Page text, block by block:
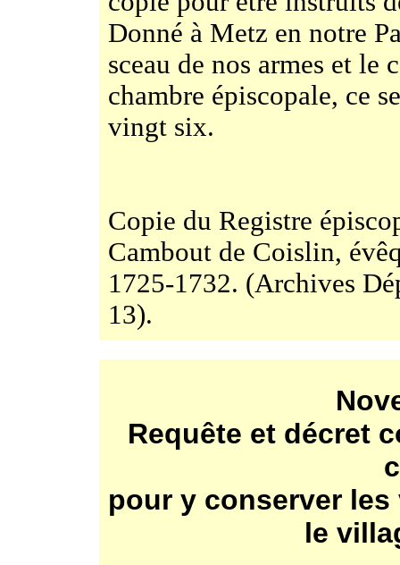
Donné à Metz en notre
sceau de nos armes et le
chambre épiscopale, ce
vingt six.
Copie du Registre
Cambout de Coislin,
1725-1732. (Archives
13).
Requête et décret
pour y conserver
le